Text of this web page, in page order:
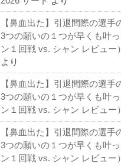
【鼻血出た】引退間際の選手
3つの願いの１つが早くも叶
ン１回戦 vs. シャン レビュー）
より
【鼻血出た】引退間際の選手
3つの願いの１つが早くも叶
ン１回戦 vs. シャン レビュー）
【鼻血出た】引退間際の選手
3つの願いの１つが早くも叶
ン１回戦 vs. シャン レビュー）